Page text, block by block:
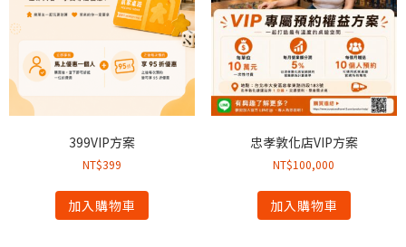
399VIP方案
NT$399
加入購物車
忠孝敦化店VIP方案
NT$100,000
加入購物車